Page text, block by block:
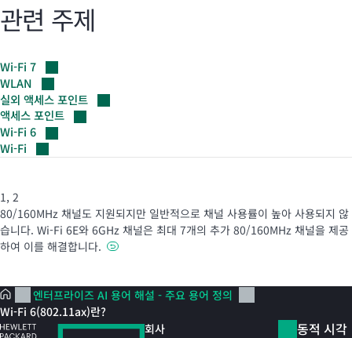
관련 주제
Wi-Fi 7
WLAN
실외 액세스포인트
액세스포인트
Wi-Fi 6
Wi-Fi
1 , 2
80/160MHz 채널도 지원되지만 일반적으로 채널 사용률이 높아 사용되지 않
습니다. Wi‑Fi 6E와 6GHz 채널은 최대 7개의 추가 80/160MHz 채널을 제공
하여 이를 해결합니다.
엔터프라이즈 AI 용어 해설 - 주요 용어 정의
Wi-Fi 6(802.11ax)란?
회사
동적 시각